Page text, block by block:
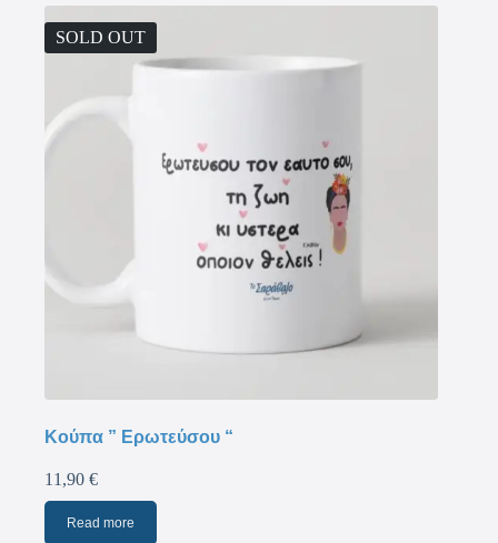
SOLD OUT
Κούπα ” Ερωτεύσου “
11,90 €
Read more